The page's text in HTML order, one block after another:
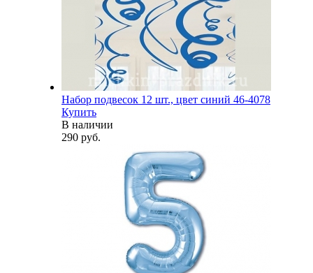
Набор подвесок 12 шт., цвет синий 46-4078
Купить
В наличии
290 руб.